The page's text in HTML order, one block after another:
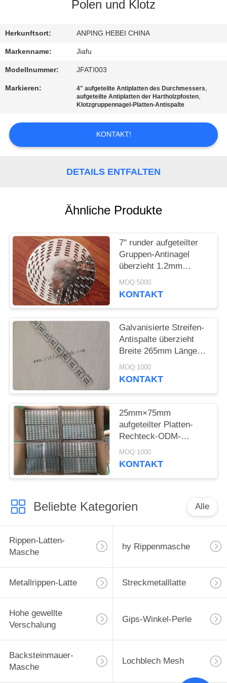
SIE
MIT
UNS
IN
VERBINDUNG
FORDERN
SIE
PRIVACY
POLICY
Polen und Klotz
Herkunftsort: ANPING HEBEI CHINA
Markenname: Jiafu
Modellnummer: JFATI003
Markieren: 4" aufgeteilte Antiplatten des Durchmessers,
aufgeteilte Antiplatten der Hartholzpfosten,
Klotzgruppennagel-Platten-Antispalte
KONTAKT!
DETAILS ENTFALTEN
Ähnliche Produkte
7" runder aufgeteilter
Gruppen-Antinagel
überzieht 1.2mm
Stärke
MOQ:5000
KONTAKT
Galvanisierte Streifen-
Antispalte überzieht
Breite 265mm Längen-
20mm
MOQ:1000
KONTAKT
25mm×75mm
aufgeteilter Platten-
Rechteck-ODM-
Antientwurf
MOQ:1000
KONTAKT
Beliebte Kategorien Alle
Rippen-Latten-
Masche
hy Rippenmasche
Metallrippen-Latte Streckmetalllatte
Hohe gewellte
Verschalung
Gips-Winkel-Perle
Backsteinmauer-
Masche
Lochblech Mesh